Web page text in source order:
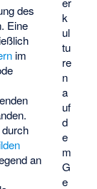
k
ul
tu
re
n
a
uf
d
e
m
G
e
des
Eine
im
an